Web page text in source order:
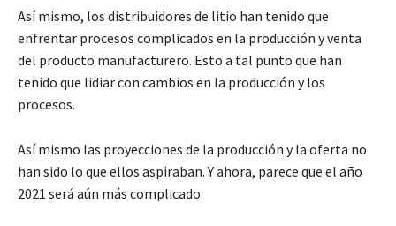
Así mismo, los distribuidores de litio han tenido que
enfrentar procesos complicados en la producción y venta
del producto manufacturero. Esto a tal punto que han
tenido que lidiar con cambios en la producción y los
procesos.
Así mismo las proyecciones de la producción y la oferta no
han sido lo que ellos aspiraban. Y ahora, parece que el año
2021 será aún más complicado.